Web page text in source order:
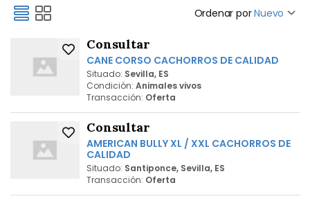
Ordenar porNuevo
Consultar
CANE CORSO CACHORROS DE CALIDAD
Situado: Sevilla, ES
Condición: Animales vivos
Transacción: Oferta
Consultar
AMERICAN BULLY XL / XXL CACHORROS DE
CALIDAD
Situado: Santiponce, Sevilla, ES
Transacción: Oferta